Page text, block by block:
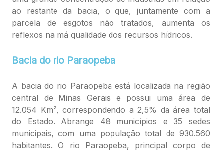
ao restante da bacia, o que, juntamente com a
parcela de esgotos não tratados, aumenta os
reflexos na má qualidade dos recursos hídricos.
Bacia do rio Paraopeba
A bacia do rio Paraopeba está localizada na região
central de Minas Gerais e possui uma área de
12.054 Km², correspondendo a 2,5% da área total
do Estado. Abrange 48 municípios e 35 sedes
municipais, com uma população total de 930.560
habitantes. O rio Paraopeba, principal corpo de